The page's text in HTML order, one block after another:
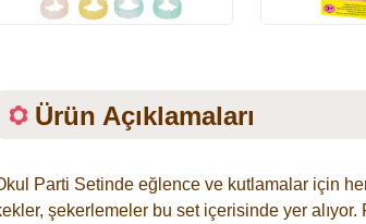
Ürün Açıklamaları
Parti Setinde eğlence ve kutlamalar için
şekerlemeler bu set içerisinde yer